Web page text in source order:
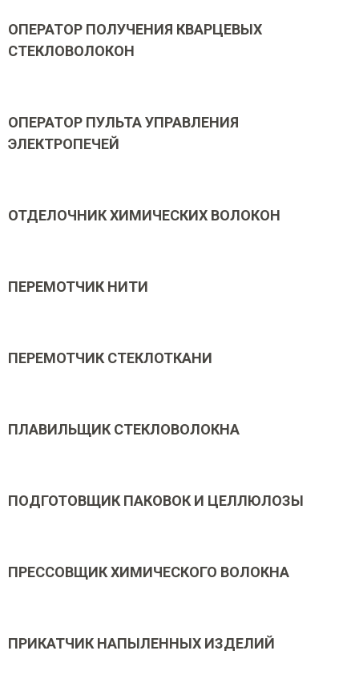
ОПЕРАТОР ПОЛУЧЕНИЯ КВАРЦЕВЫХ
СТЕКЛОВОЛОКОН
ОПЕРАТОР ПУЛЬТА УПРАВЛЕНИЯ
ЭЛЕКТРОПЕЧЕЙ
ОТДЕЛОЧНИК ХИМИЧЕСКИХ ВОЛОКОН
ПЕРЕМОТЧИК НИТИ
ПЕРЕМОТЧИК СТЕКЛОТКАНИ
ПЛАВИЛЬЩИК СТЕКЛОВОЛОКНА
ПОДГОТОВЩИК ПАКОВОК И ЦЕЛЛЮЛОЗЫ
ПРЕССОВЩИК ХИМИЧЕСКОГО ВОЛОКНА
ПРИКАТЧИК НАПЫЛЕННЫХ ИЗДЕЛИЙ